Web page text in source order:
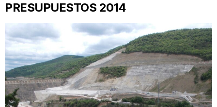
PRESUPUESTOS 2014